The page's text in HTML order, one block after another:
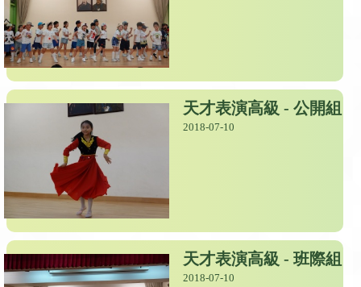
天才表演高級 - 公開組
2018-07-10
天才表演高級 - 班際組
2018-07-10